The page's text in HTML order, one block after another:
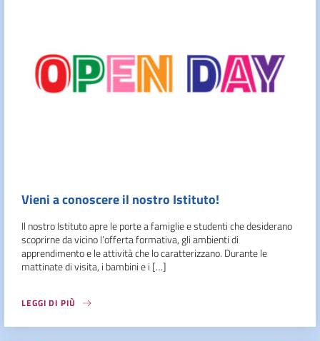
Vieni a conoscere il nostro Istituto!
Il nostro Istituto apre le porte a famiglie e studenti che desiderano
scoprirne da vicino l’offerta formativa, gli ambienti di
apprendimento e le attività che lo caratterizzano. Durante le
mattinate di visita, i bambini e i […]
LEGGI DI PIÙ